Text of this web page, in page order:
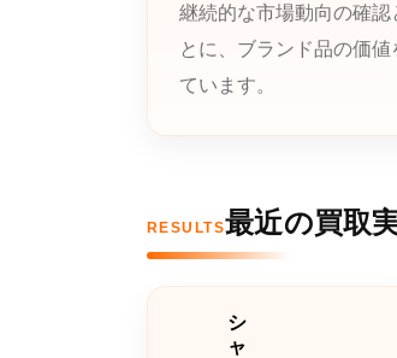
継続的な市場動向の確認
とに、ブランド品の価
ています。
RESULTS最近の買取
シ
ャ